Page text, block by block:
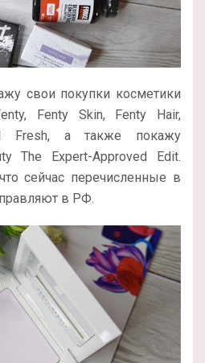
свои покупки косметики
Fenty Skin, Fenty Hair,
Fresh, а также покажу
The Expert-Approved Edit.
сейчас перечисленные в
в РФ.